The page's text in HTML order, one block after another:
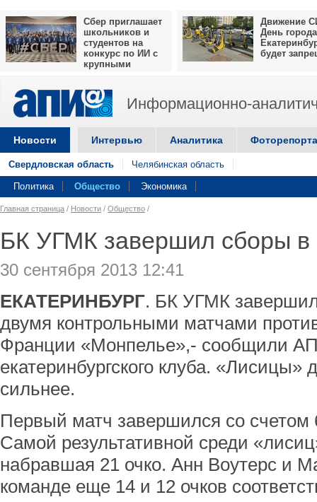
Сбер приглашает
школьников и
студентов на
конкурс по ИИ с
крупными
Движение
День города
будет
Информационно-
Новости Интервью Аналитика
Свердловская область Челябинская область
Политика Общество Экономика
Главная страница / Новости / Общество /
БК УГМК завершил сборы в
30 сентября 2013 12:41
ЕКАТЕРИНБУРГ. БК УГМК
двумя контрольными матчами
Франции «Монпелье»,- сообщили
екатеринбургского клуба. «Лисицы»
сильнее.
Первый матч завершился со счетом
Самой результативной среди
набравшая 21 очко. Анн Воутерс и
команде еще 14 и 12 очков